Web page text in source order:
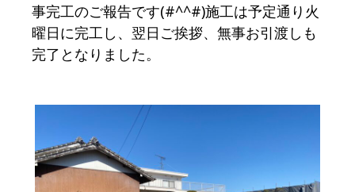
事完工のご報告です(#^^#)施工は予定通り火
曜日に完工し、翌日ご挨拶、無事お引渡しも
完了となりました。